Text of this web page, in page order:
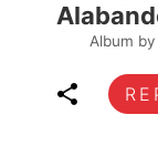
Album by